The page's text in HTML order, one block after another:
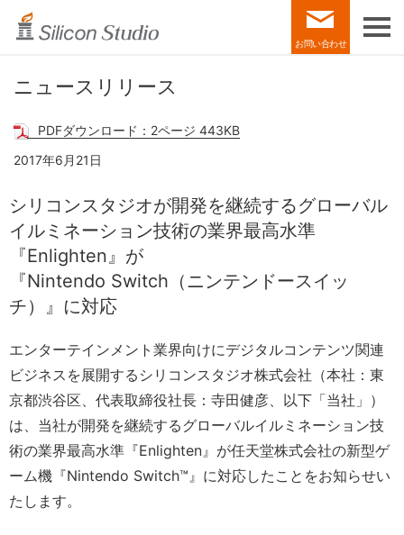
お問い合わせ
ニュースリリース
PDFダウンロード：2ページ 443KB
2017年6月21日
シリコンスタジオが開発を継続するグローバル
イルミネーション技術の業界最高水準
『Enlighten』が
『Nintendo Switch（ニンテンドースイッ
チ）』に対応
エンターテインメント業界向けにデジタルコンテンツ関連
ビジネスを展開するシリコンスタジオ株式会社（本社：東
京都渋谷区、代表取締役社長：寺田健彦、以下「当社」）
は、当社が開発を継続するグローバルイルミネーション技
術の業界最高水準『Enlighten』が任天堂株式会社の新型ゲ
ーム機『Nintendo Switch™』に対応したことをお知らせい
たします。